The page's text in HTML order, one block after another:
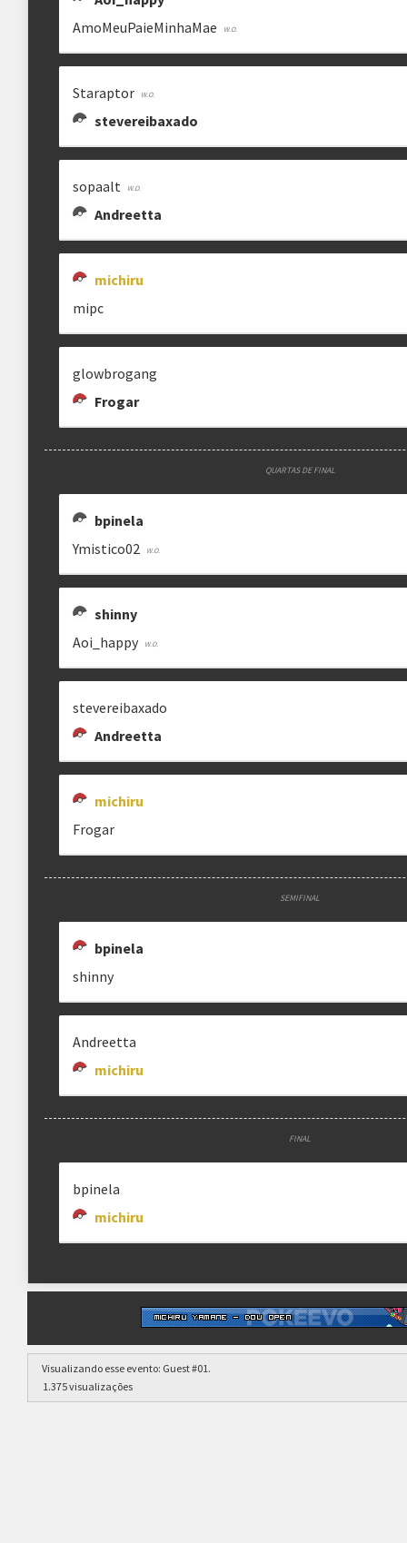
AmoMeuPaieMinhaMae
Staraptor
stevereibaxado
sopaalt
Andreetta
michiru
mipc
glowbrogang
Frogar
QUARTAS DE FINAL
bpinela
Ymistico02
shinny
Aoi_happy
stevereibaxado
Andreetta
michiru
Frogar
SEMIFINAL
bpinela
shinny
Andreetta
michiru
FINAL
bpinela
michiru
Visualizando esse evento: Guest #01.
1.375 visualizações